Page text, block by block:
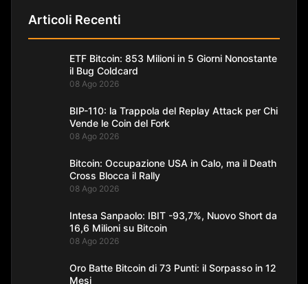
Articoli Recenti
ETF Bitcoin: 853 Milioni in 5 Giorni Nonostante
il Bug Coldcard
08 Ago 2026
BIP-110: la Trappola del Replay Attack per Chi
Vende le Coin del Fork
08 Ago 2026
Bitcoin: Occupazione USA in Calo, ma il Death
Cross Blocca il Rally
08 Ago 2026
Intesa Sanpaolo: IBIT -93,7%, Nuovo Short da
16,6 Milioni su Bitcoin
08 Ago 2026
Oro Batte Bitcoin di 73 Punti: il Sorpasso in 12
Mesi